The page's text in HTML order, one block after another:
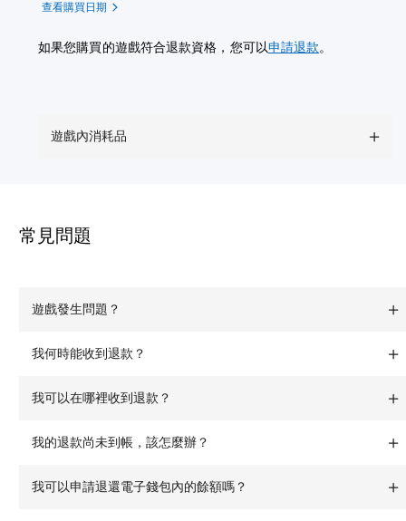
查看購買日期
如果您購買的遊戲符合退款資格，您可以申請退款。
遊戲內消耗品
常見問題
遊戲發生問題？
我何時能收到退款？
我可以在哪裡收到退款？
我的退款尚未到帳，該怎麼辦？
我可以申請退還電子錢包內的餘額嗎？